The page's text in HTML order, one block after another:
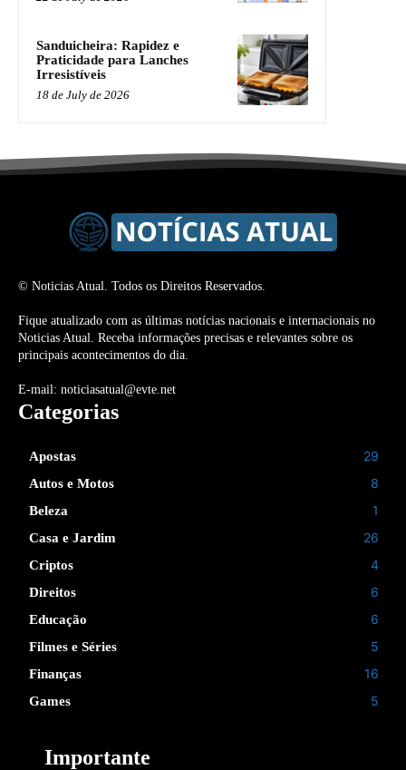
Sanduicheira: Rapidez e
Praticidade para Lanches
Irresistíveis
18 de July de 2026
© Noticias Atual. Todos os Direitos Reservados.
Fique atualizado com as últimas notícias nacionais e internacionais no
Noticias Atual. Receba informações precisas e relevantes sobre os
principais acontecimentos do dia.
E-mail: noticiasatual@evte.net
Categorias
Apostas 29
Autos e Motos 8
Beleza 1
Casa e Jardim 26
Criptos 4
Direitos 6
Educação 6
Filmes e Séries 5
Finanças 16
Games 5
Importante